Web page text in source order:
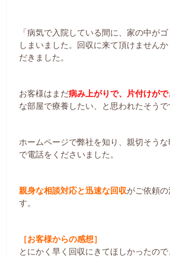
「病気で入院している間に、家の中が
しまいました。回収に来て頂けません
だきました。
お客様はまだ病み上がりで、片付けが
な部屋で療養したい、と思われたそうで
ホームページで弊社を知り、親切そう
で電話をくださいました。
親身な相談対応と迅速な回収がご依頼
す。
［お客様からの感想］
とにかく早く回収にきてほしかったの